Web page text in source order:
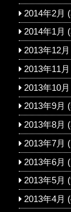
2014年2月
2014年1月
2013年12月
2013年11月
2013年10月
2013年9月
2013年8月
2013年7月
2013年6月
2013年5月
2013年4月